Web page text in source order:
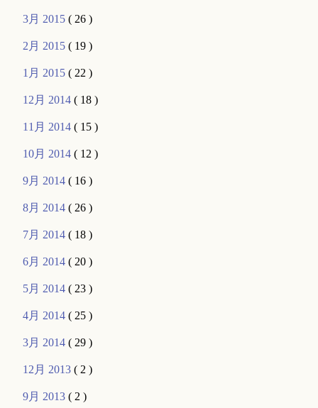
3月 2015( 26 )
2月 2015( 19 )
1月 2015( 22 )
12月 2014( 18 )
11月 2014( 15 )
10月 2014( 12 )
9月 2014( 16 )
8月 2014( 26 )
7月 2014( 18 )
6月 2014( 20 )
5月 2014( 23 )
4月 2014( 25 )
3月 2014( 29 )
12月 2013( 2 )
9月 2013( 2 )